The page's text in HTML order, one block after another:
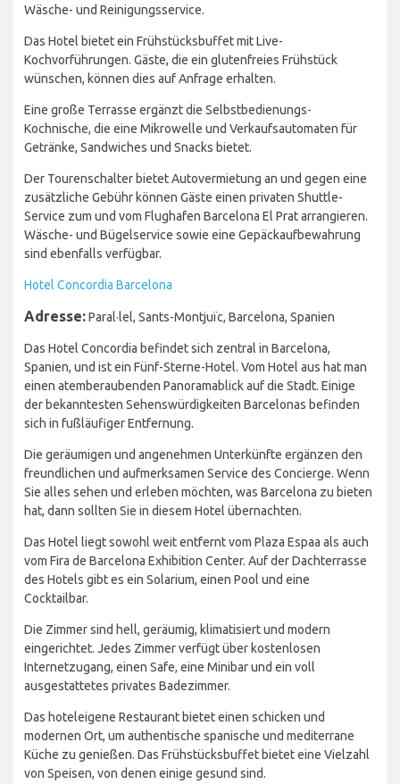
Wäsche- und Reinigungsservice.
Das Hotel bietet ein Frühstücksbuffet mit Live-
Kochvorführungen. Gäste, die ein glutenfreies Frühstück
wünschen, können dies auf Anfrage erhalten.
Eine große Terrasse ergänzt die Selbstbedienungs-
Kochnische, die eine Mikrowelle und Verkaufsautomaten für
Getränke, Sandwiches und Snacks bietet.
Der Tourenschalter bietet Autovermietung an und gegen eine
zusätzliche Gebühr können Gäste einen privaten Shuttle-
Service zum und vom Flughafen Barcelona El Prat arrangieren.
Wäsche- und Bügelservice sowie eine Gepäckaufbewahrung
sind ebenfalls verfügbar.
Hotel Concordia Barcelona
Adresse:Paral·lel, Sants-Montjuïc, Barcelona, Spanien
Das Hotel Concordia befindet sich zentral in Barcelona,
Spanien, und ist ein Fünf-Sterne-Hotel. Vom Hotel aus hat man
einen atemberaubenden Panoramablick auf die Stadt. Einige
der bekanntesten Sehenswürdigkeiten Barcelonas befinden
sich in fußläufiger Entfernung.
Die geräumigen und angenehmen Unterkünfte ergänzen den
freundlichen und aufmerksamen Service des Concierge. Wenn
Sie alles sehen und erleben möchten, was Barcelona zu bieten
hat, dann sollten Sie in diesem Hotel übernachten.
Das Hotel liegt sowohl weit entfernt vom Plaza Espaa als auch
vom Fira de Barcelona Exhibition Center. Auf der Dachterrasse
des Hotels gibt es ein Solarium, einen Pool und eine
Cocktailbar.
Die Zimmer sind hell, geräumig, klimatisiert und modern
eingerichtet. Jedes Zimmer verfügt über kostenlosen
Internetzugang, einen Safe, eine Minibar und ein voll
ausgestattetes privates Badezimmer.
Das hoteleigene Restaurant bietet einen schicken und
modernen Ort, um authentische spanische und mediterrane
Küche zu genießen. Das Frühstücksbuffet bietet eine Vielzahl
von Speisen, von denen einige gesund sind.